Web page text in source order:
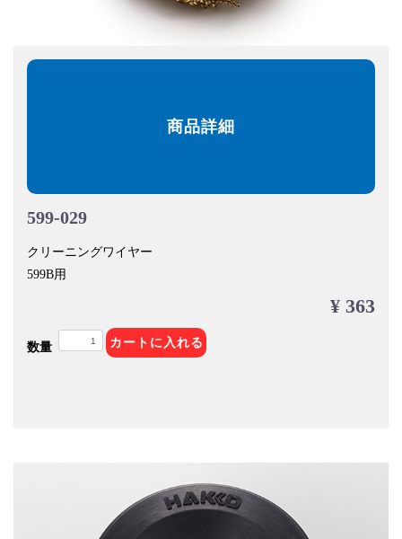
商品詳細
599-029
クリーニングワイヤー
599B用
¥ 363
数量 カートに入れる